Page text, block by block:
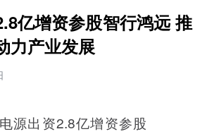
亿增资参股智行鸿远 推
力产业发展
源出资2.8亿增资参股